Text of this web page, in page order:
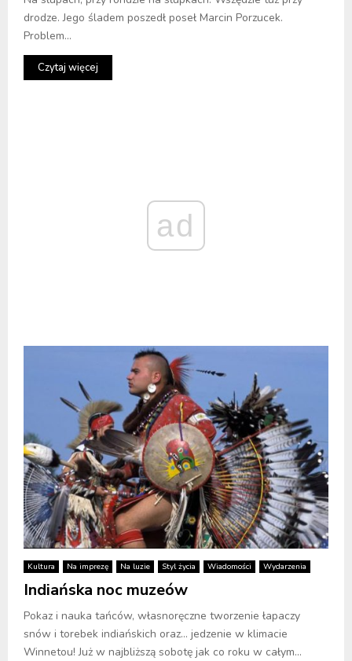
drodze. Jego śladem poszedł poseł Marcin Porzucek.
Problem...
Czytaj więcej
ad
Kultura Na imprezę Na luzie Styl życia Wiadomości Wydarzenia
Indiańska noc muzeów
Pokaz i nauka tańców, własnoręczne tworzenie łapaczy
snów i torebek indiańskich oraz… jedzenie w klimacie
Winnetou! Już w najbliższą sobotę jak co roku w całym...